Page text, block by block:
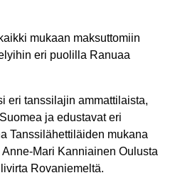
mukaan maksuttomiin
eri puolilla Ranuaa
eri tanssilajin ammattilaista,
ja edustavat eri
Tanssilähettiläiden mukana
Mari Kanniainen Oulusta
Rovaniemeltä.